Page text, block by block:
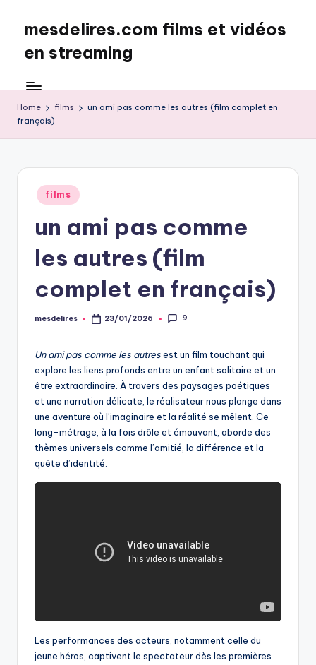
content
mesdelires.com films et vidéos
en streaming
:
film
et
video
en
français
Home films
un ami pas comme les autres (film complet en
français)
Posted
in
films
un ami pas comme
les autres (film
complet en français)
Posted
mesdelires 23/01/2026 9
Un ami pas comme les autresest un film touchant qui
explore les liens profonds entre un enfant solitaire et un
être extraordinaire. À travers des paysages poétiques
et une narration délicate, le réalisateur nous plonge dans
une aventure où l’imaginaire et la réalité se mêlent. Ce
long-métrage, à la fois drôle et émouvant, aborde des
thèmes universels comme l’amitié, la différence et la
quête d’identité.
Les performances des acteurs, notamment celle du
jeune héros, captivent le spectateur dès les premières